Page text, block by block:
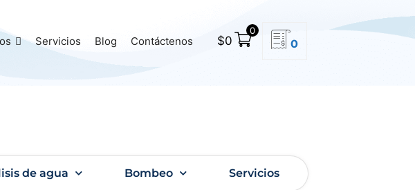
Servicios Blog Contáctenos $0
0
0
de agua Bombeo Servicios